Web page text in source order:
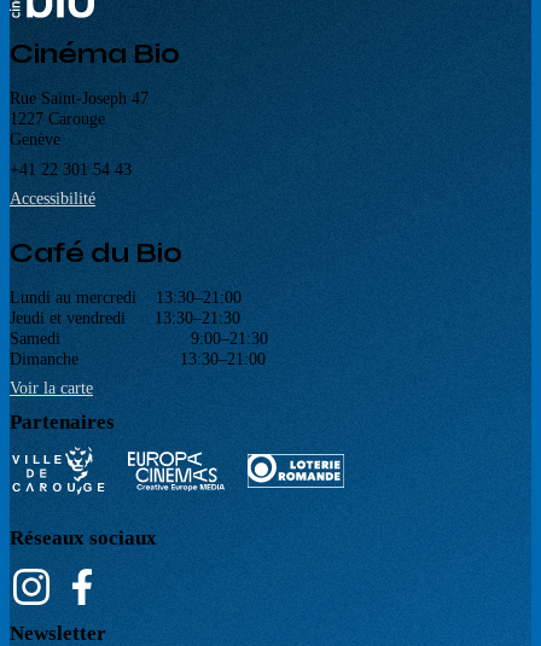
Cinéma Bio
Rue Saint-Joseph 47
1227 Carouge
Genève
+41 22 301 54 43
Accessibilité
Café du Bio
Lundi au mercredi 13:30–21:00
Jeudi et vendredi 13:30–21:30
Samedi 9:00–21:30
Dimanche 13:30–21:00
Voir la carte
Partenaires
Réseaux sociaux
Newsletter